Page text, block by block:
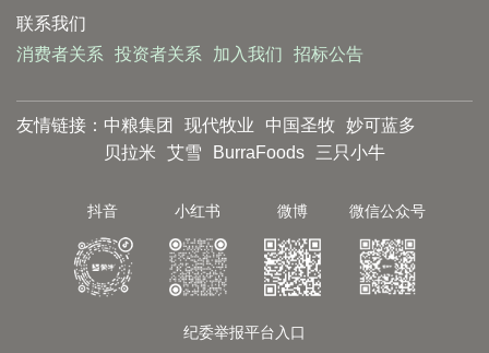
联系我们
消费者关系
投资者关系 加入我们 招标公告
友情链接： 中粮集团 现代牧业 中国圣牧 妙可蓝多
贝拉米
艾雪 BurraFoods 三只小牛
抖音 小红书 微博 微信公众号
纪委举报平台入口